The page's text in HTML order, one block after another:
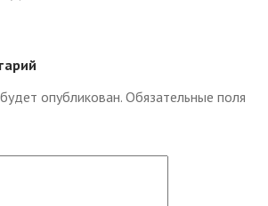
опубликован. Обязательные поля